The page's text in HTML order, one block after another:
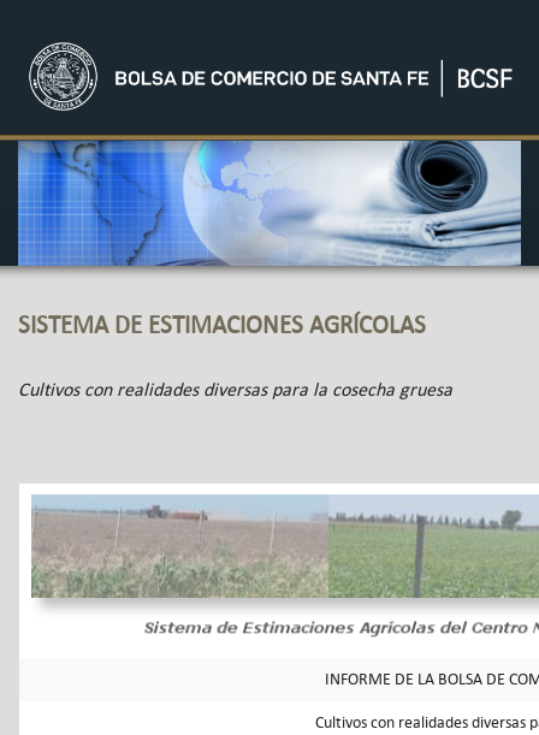
SISTEMA DE ESTIMACIONES AGRÍCOLAS
Cultivos con realidades diversas para la cosecha gruesa
INFORME DE LA BOLSA DE
Cultivos con realidades diversas